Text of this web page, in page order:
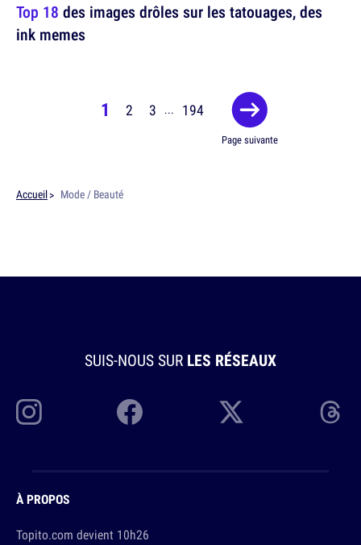
Top 18 des images drôles sur les tatouages, des
ink memes
1 2 3 ... 194
Page suivante
Accueil Mode / Beauté
SUIS-NOUS SUR LES RÉSEAUX
À PROPOS
Topito.com devient 10h26